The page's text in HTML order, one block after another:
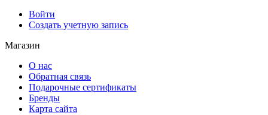
Войти
Создать учетную запись
Магазин
О нас
Обратная связь
Подарочные сертификаты
Бренды
Карта сайта